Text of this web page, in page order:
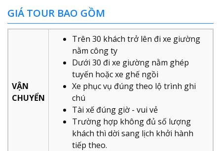
GIÁ TOUR BAO GỒM
VẬN
CHUYỂN
Trên 30 khách trở lên đi xe giường
nằm công ty
Dưới 30 đi xe giường nằm ghép
tuyến hoặc xe ghế ngồi
Xe phục vụ đúng theo lộ trình ghi
chú
Tài xế đúng giờ - vui vẻ
Trường hợp không đủ số lượng
khách thì dời sang lịch khởi hành
tiếp theo.